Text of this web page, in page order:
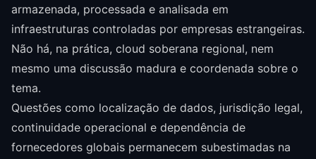
armazenada, processada e analisada em
infraestruturas controladas por empresas estrangeiras.
Não há, na prática, cloud soberana regional, nem
mesmo uma discussão madura e coordenada sobre o
tema.
Questões como localização de dados, jurisdição legal,
continuidade operacional e dependência de
fornecedores globais permanecem subestimadas na